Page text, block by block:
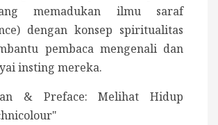
memadukan ilmu saraf
dengan konsep spiritualitas
pembaca mengenali dan
insting mereka.
& Preface: Melihat Hidup